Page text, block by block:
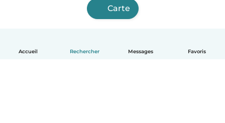
Accueil Rechercher Messages Favoris
Carte